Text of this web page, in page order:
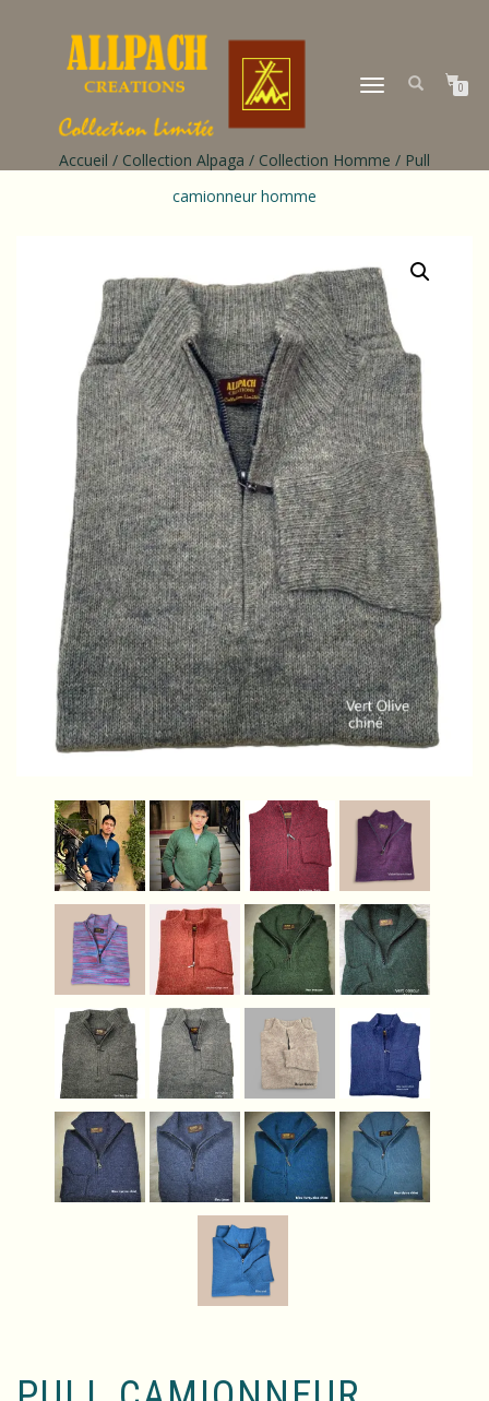
DÉPLIER
0
Accueil / Collection Alpaga / Collection Homme / Pull
camionneur homme